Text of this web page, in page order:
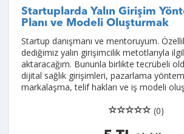
Startuplarda Yalın Girişim
Planı ve Modeli Oluşturmak
Startup danışmanı ve mentoruyum.
dediğimiz yalın girişimcilik metotlarıyla
aktaracağım. Bununla birlikte tecrübeli
dijital sağlık girişimleri, pazarlama
markalaşma, telif hakları ve iş modeli
(0)